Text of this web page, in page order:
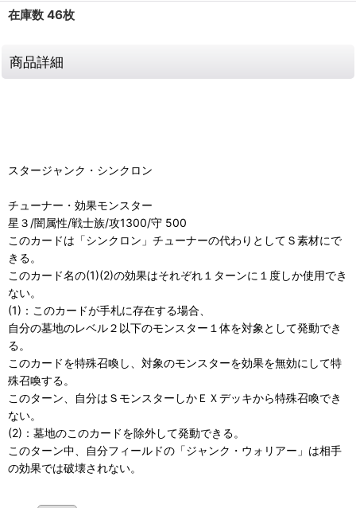
在庫数 46枚
商品詳細
スタージャンク・シンクロン
チューナー・効果モンスター
星３/闇属性/戦士族/攻1300/守 500
このカードは「シンクロン」チューナーの代わりとしてＳ素材にで
きる。
このカード名の(1)(2)の効果はそれぞれ１ターンに１度しか使用でき
ない。
(1)：このカードが手札に存在する場合、
自分の墓地のレベル２以下のモンスター１体を対象として発動でき
る。
このカードを特殊召喚し、対象のモンスターを効果を無効にして特
殊召喚する。
このターン、自分はＳモンスターしかＥＸデッキから特殊召喚でき
ない。
(2)：墓地のこのカードを除外して発動できる。
このターン中、自分フィールドの「ジャンク・ウォリアー」は相手
の効果では破壊されない。